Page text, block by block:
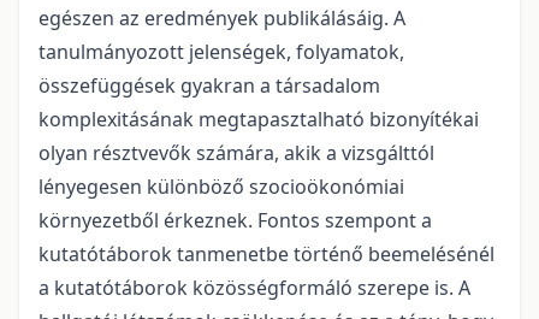
egészen az eredmények publikálásáig. A
tanulmányozott jelenségek, folyamatok,
összefüggések gyakran a társadalom
komplexitásának megtapasztalható bizonyítékai
olyan résztvevők számára, akik a vizsgálttól
lényegesen különböző szocioökonómiai
környezetből érkeznek. Fontos szempont a
kutatótáborok tanmenetbe történő beemelésénél
a kutatótáborok közösségformáló szerepe is. A